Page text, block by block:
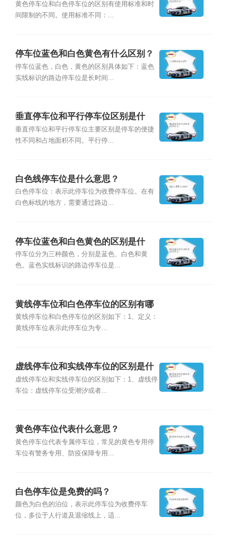
么？
黄色停车位和白色停车位的区别有使用标准和时
间限制的不同。使用标准不同：...
停车位蓝色和白色黄色有什么区别？
停车位蓝色，白色，黄色的区别具体如下：蓝色
实线标识的路边停车位是长时间...
垂直停车位和平行停车位区别是什
么？
垂直停车位和平行停车位主要区别是停车的便捷
性不同和占地面积不同。平行停...
白色线停车位是什么意思？
白色停车位：表示此停车位为收费停车位。在有
白色标线的地方，需要通过路边...
停车位蓝色和白色黄色的区别是什
么？
停车位分为三种颜色，分别是蓝色、白色和黄
色。蓝色实线标识的路边停车位是...
黄线停车位和白色停车位的区别有哪
些？
黄线停车位和白色停车位的区别如下：1、定义：
黄线停车位表示此停车位为专...
虚线停车位和实线停车位的区别是什
么？
虚线停车位和实线停车位的区别如下：1、虚线停
车位：虚线停车位受潮汐或者...
黄色停车位代表什么意思？
黄色停车位代表专属停车位，常见的黄色专用停
车位有警务专用、防疫保障专用...
白色停车位是免费的吗？
颜色为白色的泊位，表示此停车位为收费停车
位，多位于人行道及退缩线上，适...